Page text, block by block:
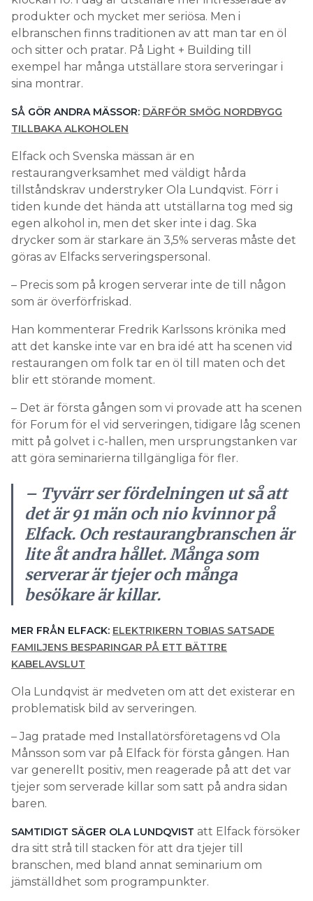
produkter och mycket mer seriösa. Men i
elbranschen finns traditionen av att man tar en öl
och sitter och pratar. På Light + Building till
exempel har många utställare stora serveringar i
sina montrar.
SÅ GÖR ANDRA MÄSSOR: DÄRFÖR SMÖG NORDBYGG
TILLBAKA ALKOHOLEN
Elfack och Svenska mässan är en
restaurangverksamhet med väldigt hårda
tillståndskrav understryker Ola Lundqvist. Förr i
tiden kunde det hända att utställarna tog med sig
egen alkohol in, men det sker inte i dag. Ska
drycker som är starkare än 3,5% serveras måste det
göras av Elfacks serveringspersonal.
– Precis som på krogen serverar inte de till någon
som är överförfriskad.
Han kommenterar Fredrik Karlssons krönika med
att det kanske inte var en bra idé att ha scenen vid
restaurangen om folk tar en öl till maten och det
blir ett störande moment.
– Det är första gången som vi provade att ha scenen
för Forum för el vid serveringen, tidigare låg scenen
mitt på golvet i c-hallen, men ursprungstanken var
att göra seminarierna tillgängliga för fler.
– Tyvärr ser fördelningen ut så att
det är 91 män och nio kvinnor på
Elfack. Och restaurangbranschen är
lite åt andra hållet. Många som
serverar är tjejer och många
besökare är killar.
MER FRÅN ELFACK: ELEKTRIKERN TOBIAS SATSADE
FAMILJENS BESPARINGAR PÅ ETT BÄTTRE
KABELAVSLUT
Ola Lundqvist är medveten om att det existerar en
problematisk bild av serveringen.
– Jag pratade med Installatörsföretagens vd Ola
Månsson som var på Elfack för första gången. Han
var generellt positiv, men reagerade på att det var
tjejer som serverade killar som satt på andra sidan
baren.
SAMTIDIGT SÄGER OLA LUNDQVIST att Elfack försöker
dra sitt strå till stacken för att dra tjejer till
branschen, med bland annat seminarium om
jämställdhet som programpunkter.